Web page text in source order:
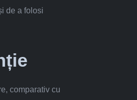
de a folosi
comparativ cu